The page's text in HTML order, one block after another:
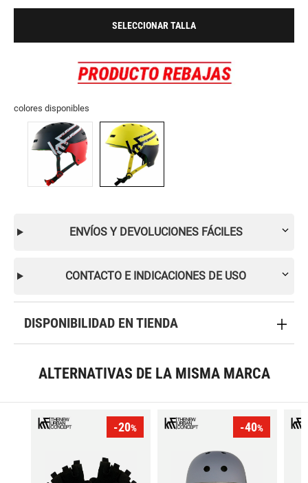
SELECCIONAR TALLA
colores disponibles
ENVÍOS Y DEVOLUCIONES FÁCILES
CONTACTO E INDICACIONES DE USO
DISPONIBILIDAD EN TIENDA
ALTERNATIVAS DE LA MISMA MARCA
-20% -40%